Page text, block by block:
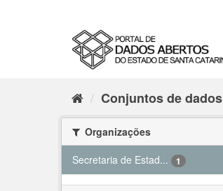
Conjuntos de dados
Organizações
Secretaria de Estad...
1